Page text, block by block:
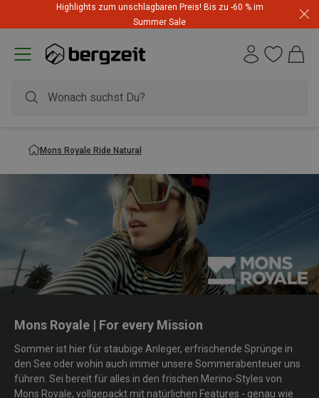
Highlights zum unschlagbaren Preis! Bis zu -60 % im
Summer Sale
Mons Royale Ride Natural
Mons Royale | For every Mission
Sommer ist hier für staubige Anleger, erfrischende Sprünge in
den See oder wohin auch immer unsere Sommerabenteuer uns
führen. Sei bereit für alles in den frischen Merino-Styles von
Mons Royale, vollgepackt mit natürlichen Features - genau wie